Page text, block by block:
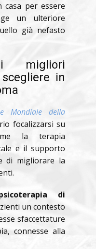
per essere
un ulteriore
già nefasto
i migliori
in
Mondiale della
focalizzarsi su
la terapia
e il supporto
di migliorare la
di
un contesto
sfaccettature
connesse alla